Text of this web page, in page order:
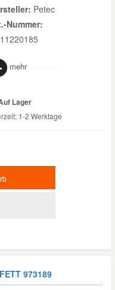
Petec
Nummer:
mehr
Lager
1-2 Werktage
973189